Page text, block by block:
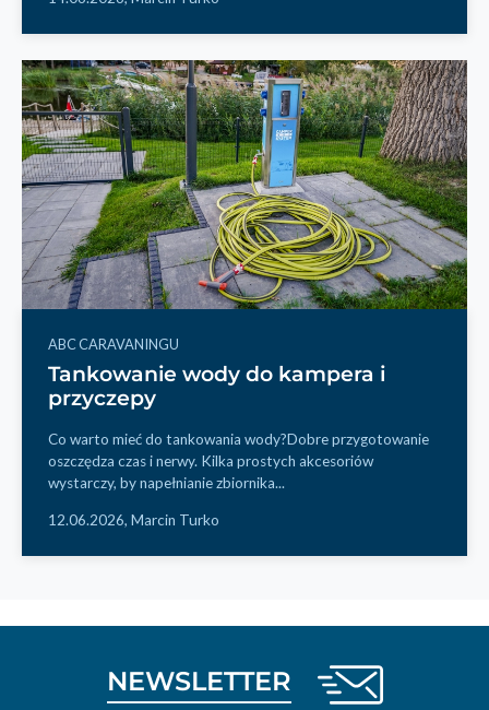
ABC CARAVANINGU
Tankowanie wody do kampera i
przyczepy
Co warto mieć do tankowania wody?Dobre przygotowanie
oszczędza czas i nerwy. Kilka prostych akcesoriów
wystarczy, by napełnianie zbiornika...
12.06.2026, Marcin Turko
NEWSLETTER